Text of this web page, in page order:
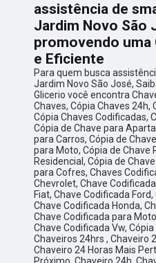
assistência de
Jardim Novo São
promovendo uma
e Eficiente
Para quem busca
Jardim Novo São José,
Glicerio você encontra
Chaves, Cópia Chaves
Cópia Chaves Codificadas,
Cópia de Chave para
para Carros, Cópia de
para Moto, Cópia de Chave
Residencial, Cópia de
para Cofres, Chaves
Chevrolet, Chave
Fiat, Chave Codificada
Chave Codificada Honda,
Chave Codificada para
Chave Codificada Vw,
Chaveiros 24hrs , Chaveiro
Chaveiro 24 Horas Mais